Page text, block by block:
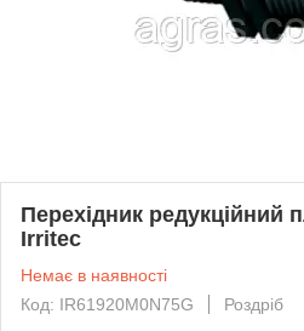
Перехідник редукційний
Irritec
Немає в наявності
Код: IR61920M0N75G
Роздріб